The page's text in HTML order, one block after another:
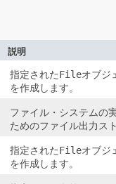
説明
指定されたFileオブジ
を作成します。
ファイル・システムの
ためのファイル出力ス
指定されたFileオブジ
を作成します。